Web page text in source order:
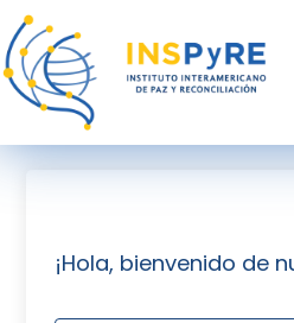
al
contenido
¡Hola, bienvenido de